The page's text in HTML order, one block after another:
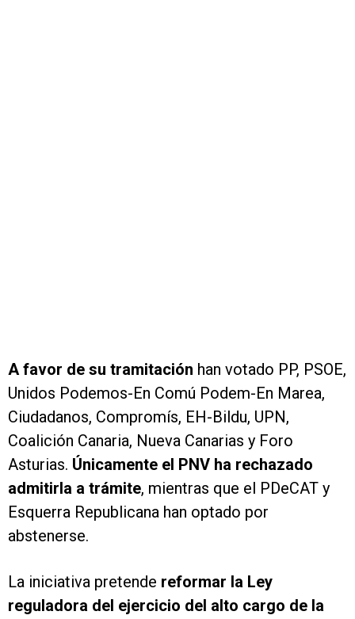
A favor de su tramitación han votado PP, PSOE,
Unidos Podemos-En Comú Podem-En Marea,
Ciudadanos, Compromís, EH-Bildu, UPN,
Coalición Canaria, Nueva Canarias y Foro
Asturias. Únicamente el PNV ha rechazado
admitirla a trámite, mientras que el PDeCAT y
Esquerra Republicana han optado por
abstenerse.
La iniciativa pretende reformar la Ley
reguladora del ejercicio del alto cargo de la